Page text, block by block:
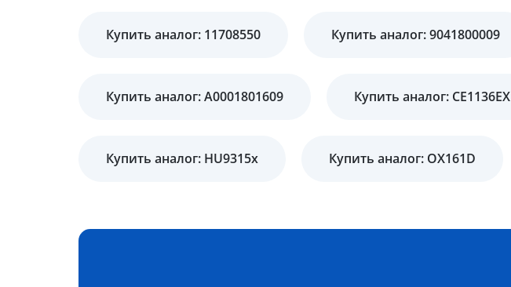
Купить аналог: 11708550 Купить аналог: 9041800009
Купить аналог: A0001801609 Купить аналог: CE1136EX
Купить аналог: HU9315x Купить аналог: OX161D